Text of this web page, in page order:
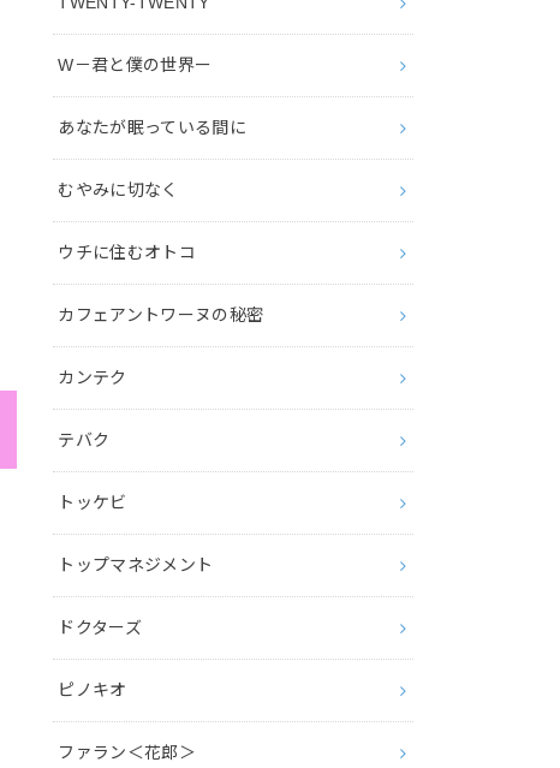
W－君と僕の世界ー
あなたが眠っている間に
むやみに切なく
ウチに住むオトコ
カフェアントワーヌの秘密
カンテク
テバク
トッケビ
トップマネジメント
ドクターズ
ピノキオ
ファラン＜花郎＞